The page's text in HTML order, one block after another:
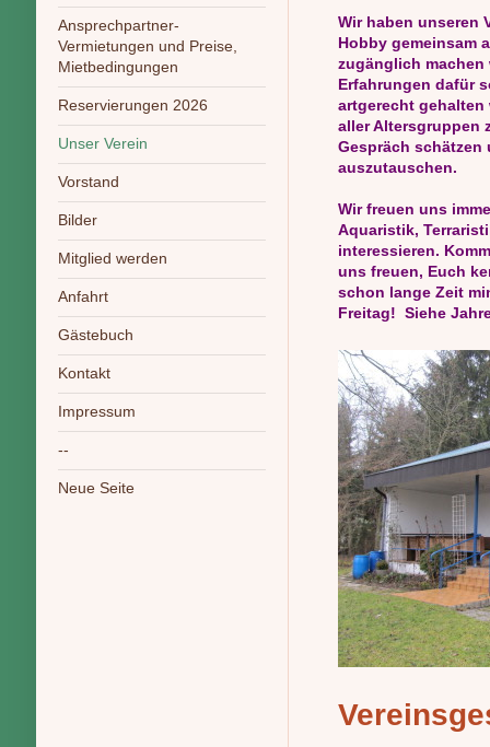
Ansprechpartner-
Vermietungen und Preise,
Mietbedingungen
Reservierungen 2026
Unser Verein
Vorstand
Bilder
Mitglied werden
Anfahrt
Gästebuch
Kontakt
Impressum
--
Neue Seite
Wir haben unseren
Hobby gemeinsam
zugänglich
Erfahrungen dafür
artgerecht gehalten
aller Altersgruppen
Gespräch schätzen
auszutauschen.
Wir freuen uns
Aquaristik,
interessieren.
uns freuen, Euch
schon lange Zeit
Freitag! Siehe